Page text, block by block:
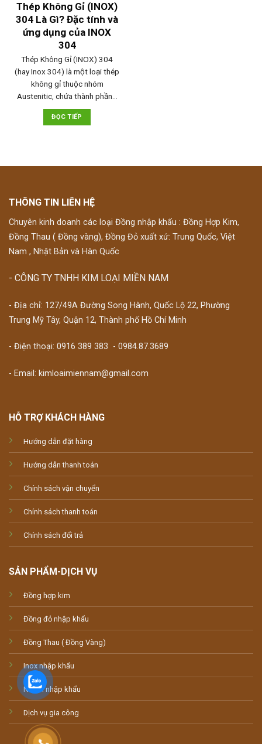
Thép Không Gỉ (INOX)
304 Là Gì? Đặc tính và
ứng dụng của INOX
304
Thép Không Gỉ (INOX) 304
(hay Inox 304) là một loại thép
không gỉ thuộc nhóm
Austenitic, chứa thành phần…
ĐỌC TIẾP
THÔNG TIN LIÊN HỆ
Chuyên kinh doanh các loại Đồng nhập khẩu : Đồng Hợp Kim,
Đồng Thau ( Đồng vàng), Đồng Đỏ xuất xứ: Trung Quốc, Việt
Nam , Nhật Bản và Hàn Quốc
- CÔNG TY TNHH KIM LOẠI MIỀN NAM
- Địa chỉ: 127/49A Đường Song Hành, Quốc Lộ 22, Phường
Trung Mỹ Tây, Quận 12, Thành phố Hồ Chí Minh
- Điện thoại: 0916 389 383 - 0984.87.3689
- Email: kimloaimiennam@gmail.com
HỖ TRỢ KHÁCH HÀNG
Hướng dẫn đặt hàng
Hướng dẫn thanh toán
Chính sách vận chuyển
Chính sách thanh toán
Chính sách đổi trả
SẢN PHẨM-DỊCH VỤ
Đồng hợp kim
Đồng đỏ nhập khẩu
Đồng Thau ( Đồng Vàng)
Inox nhập khẩu
Nhôm nhập khẩu
Dịch vụ gia công